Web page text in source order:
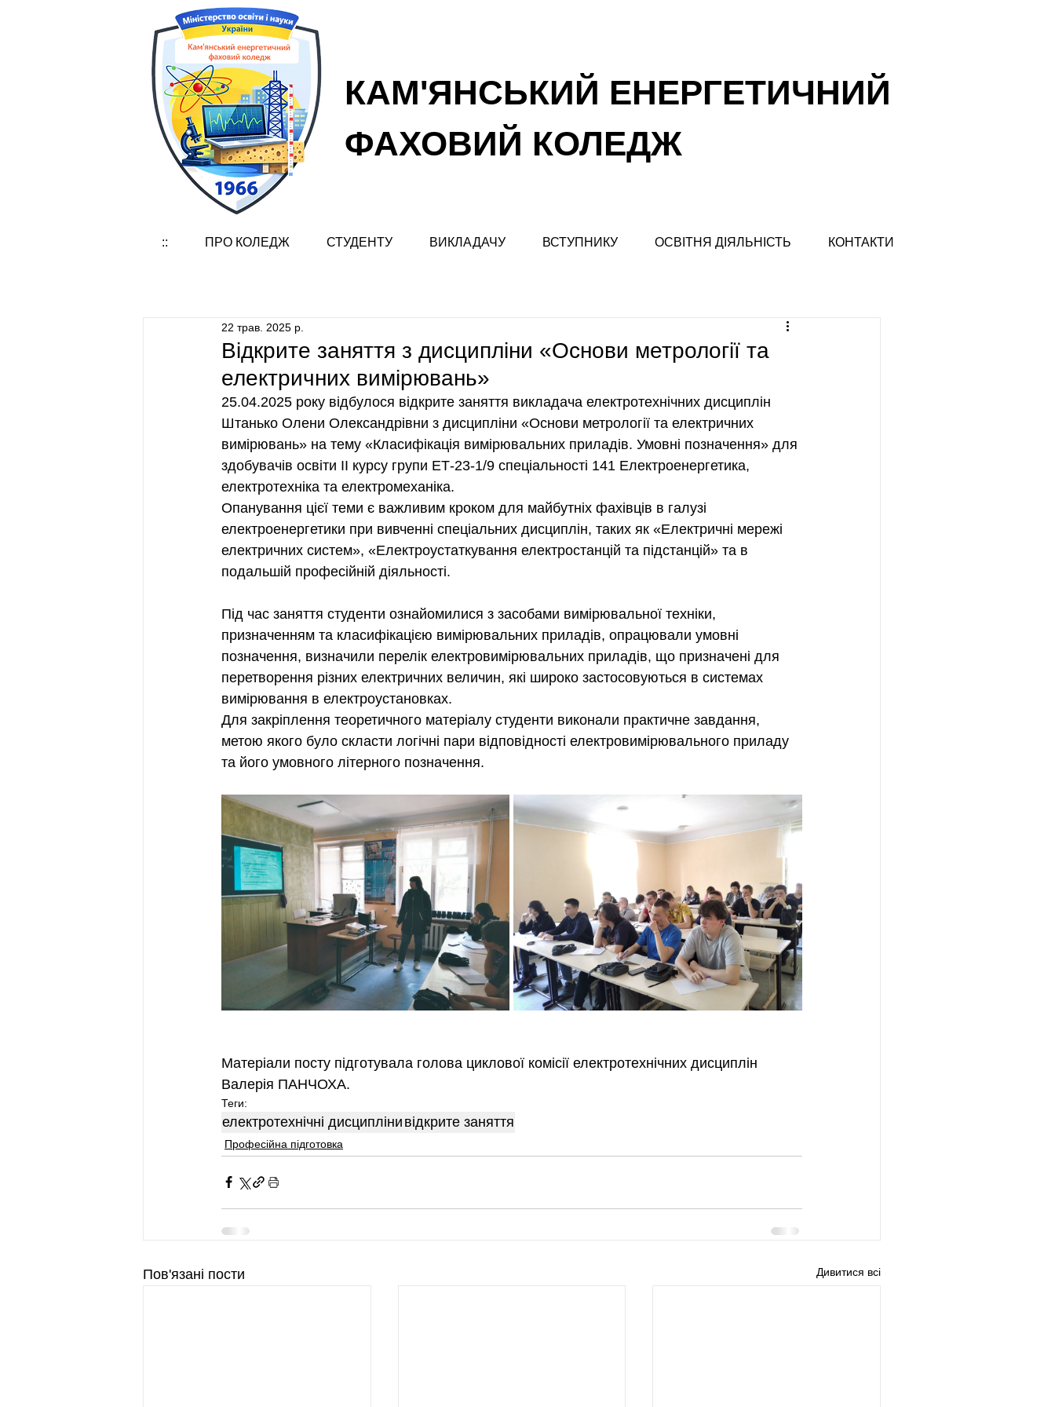
КАМ'ЯНСЬКИЙ ЕНЕРГЕТИЧНИЙ
ФАХОВИЙ КОЛЕДЖ
:: ПРО КОЛЕДЖ СТУДЕНТУ ВИКЛАДАЧУ ВСТУПНИКУ ОСВІТНЯ ДІЯЛЬНІСТЬ КОНТАКТИ
Відкрите заняття з дисципліни «Основи метрології та
електричних вимірювань»
22 трав. 2025 р.
25.04.2025 року відбулося відкрите заняття викладача електротехнічних дисциплін
Штанько Олени Олександрівни з дисципліни «Основи метрології та електричних
вимірювань» на тему «Класифікація вимірювальних приладів. Умовні позначення» для
здобувачів освіти ІІ курсу групи ЕТ-23-1/9 спеціальності 141 Електроенергетика,
електротехніка та електромеханіка.
Опанування цієї теми є важливим кроком для майбутніх фахівців в галузі
електроенергетики при вивченні спеціальних дисциплін, таких як «Електричні мережі
електричних систем», «Електроустаткування електростанцій та підстанцій» та в
подальшій професійній діяльності.
Під час заняття студенти ознайомилися з засобами вимірювальної техніки,
призначенням та класифікацією вимірювальних приладів, опрацювали умовні
позначення, визначили перелік електровимірювальних приладів, що призначені для
перетворення різних електричних величин, які широко застосовуються в системах
вимірювання в електроустановках.
Для закріплення теоретичного матеріалу студенти виконали практичне завдання,
метою якого було скласти логічні пари відповідності електровимірювального приладу
та його умовного літерного позначення.
Матеріали посту підготувала голова циклової комісії електротехнічних дисциплін
Валерія ПАНЧОХА.
Теги:
електротехнічні дисципліни відкрите заняття
Професійна підготовка
Пов'язані пости Дивитися всі